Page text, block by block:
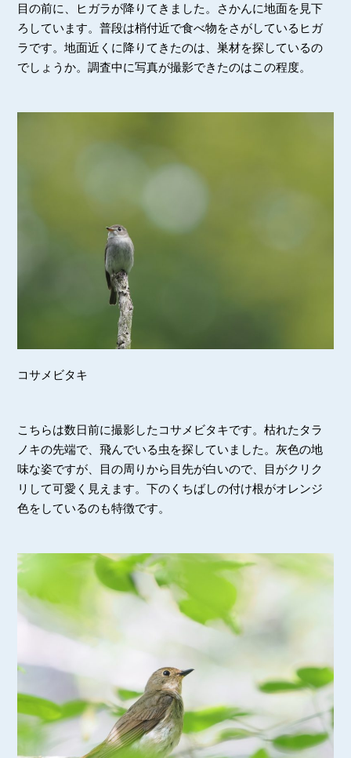
目の前に、ヒガラが降りてきました。さかんに地面を見下
ろしています。普段は梢付近で食べ物をさがしているヒガ
ラです。地面近くに降りてきたのは、巣材を探しているの
でしょうか。調査中に写真が撮影できたのはこの程度。
コサメビタキ
こちらは数日前に撮影したコサメビタキです。枯れたタラ
ノキの先端で、飛んでいる虫を探していました。灰色の地
味な姿ですが、目の周りから目先が白いので、目がクリク
リして可愛く見えます。下のくちばしの付け根がオレンジ
色をしているのも特徴です。